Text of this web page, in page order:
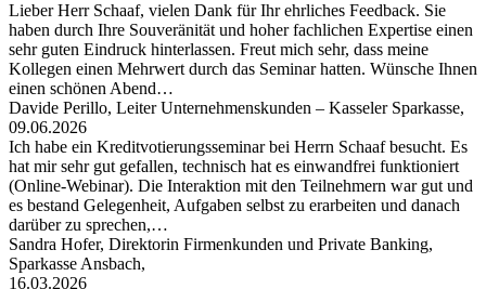
Lieber Herr Schaaf, vielen Dank für Ihr ehrliches Feedback. Sie
haben durch Ihre Souveränität und hoher fachlichen Expertise einen
sehr guten Eindruck hinterlassen. Freut mich sehr, dass meine
Kollegen einen Mehrwert durch das Seminar hatten. Wünsche Ihnen
einen schönen Abend…
Davide Perillo, Leiter Unternehmenskunden – Kasseler Sparkasse,
09.06.2026
Ich habe ein Kreditvotierungsseminar bei Herrn Schaaf besucht. Es
hat mir sehr gut gefallen, technisch hat es einwandfrei funktioniert
(Online-Webinar). Die Interaktion mit den Teilnehmern war gut und
es bestand Gelegenheit, Aufgaben selbst zu erarbeiten und danach
darüber zu sprechen,…
Sandra Hofer, Direktorin Firmenkunden und Private Banking,
Sparkasse Ansbach,
16.03.2026